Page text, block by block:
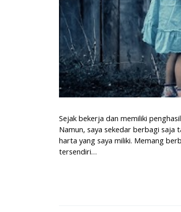
Sejak bekerja dan memiliki
Namun, saya sekedar berbagi saja
harta yang saya miliki. Memang
tersendiri…